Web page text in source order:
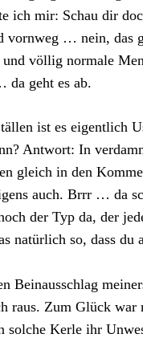
ich mir: Schau dir
vornweg … nein,
völlig normale
da geht es ab.
ist es eigentlich
Antwort: In
gleich in den
auch. Brrr … da
der Typ da, der
natürlich so, dass
Beinausschlag
raus. Zum Glück war
solche Kerle ihr